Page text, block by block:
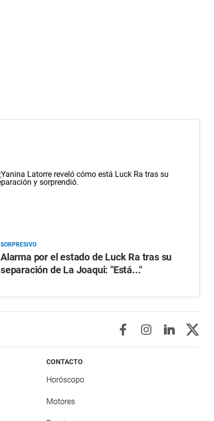
SORPRESIVO
Alarma por el estado de Luck Ra tras su
separación de La Joaqui: "Está..."
CONTACTO
Horóscopo
Motores